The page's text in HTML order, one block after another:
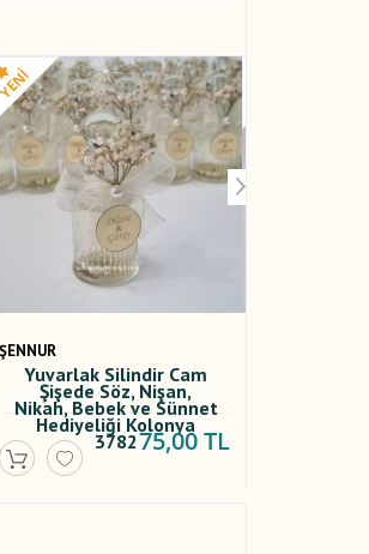
ŞENNUR
Siyah Kadife Kumaş
Kaplı, Kuru Çiçek
Süslemeli Anı Defteri
ve Kalemi Seti 4003
740,00 TL